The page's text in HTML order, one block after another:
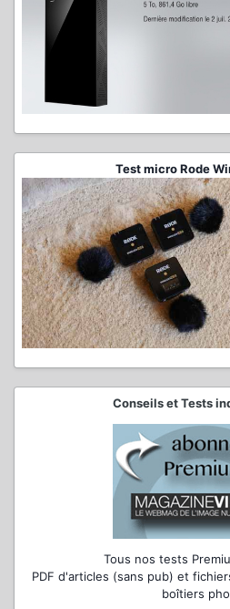
Test micro Rode
Conseils et Tests
Tous nos tests
PDF d'articles (sans pub) et
boîtiers